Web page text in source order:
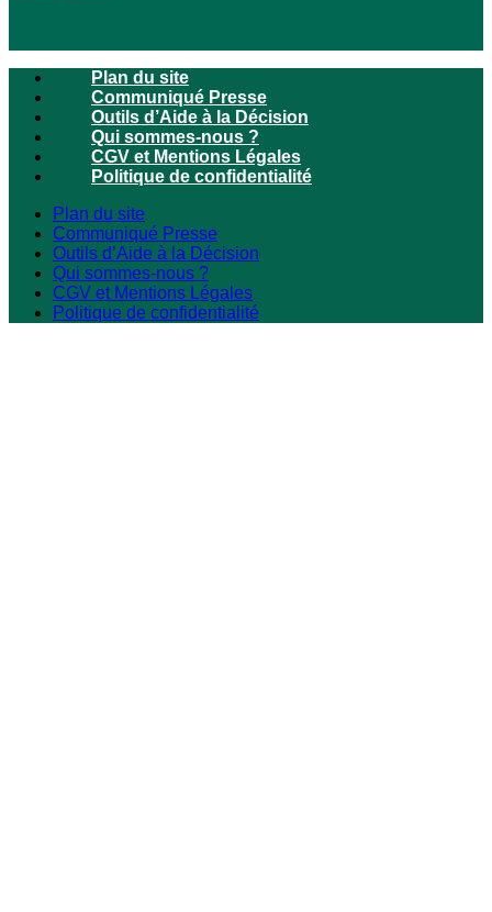
Plan du site
Communiqué Presse
Outils d’Aide à la Décision
Qui sommes-nous ?
CGV et Mentions Légales
Politique de confidentialité
Plan du site
Communiqué Presse
Outils d’Aide à la Décision
Qui sommes-nous ?
CGV et Mentions Légales
Politique de confidentialité